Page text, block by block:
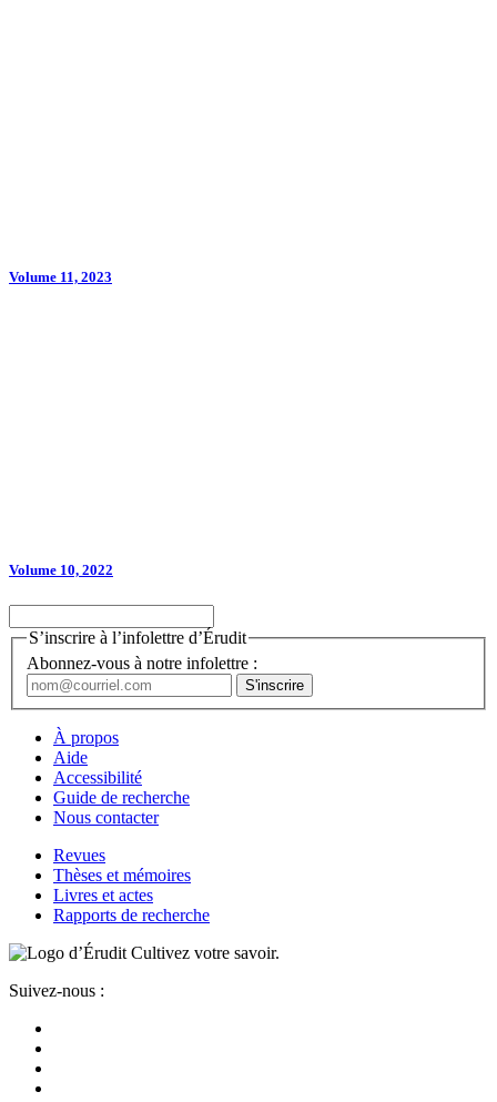
Volume 11, 2023
Volume 10, 2022
S’inscrire à l’infolettre d’Érudit
Abonnez-vous à notre infolettre :
À propos
Aide
Accessibilité
Guide de recherche
Nous contacter
Revues
Thèses et mémoires
Livres et actes
Rapports de recherche
Cultivez votre savoir.
Suivez-nous :